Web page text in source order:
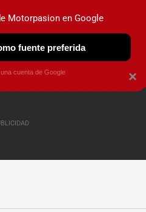
OBSERVATORIO
×
Motorpasion en Google
fuente preferida
cuenta de Google